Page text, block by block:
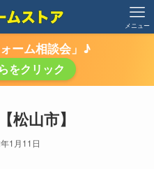
メニュー
ーム相談会」♪
をクリック
松山市】
1月11日